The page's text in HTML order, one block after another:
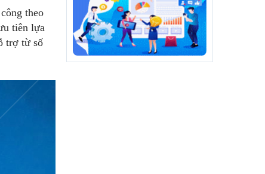
theo
tiên lựa
trợ từ số